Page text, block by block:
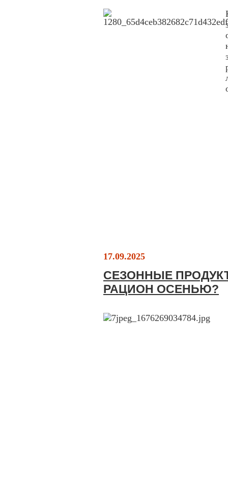
17.09.2025
СЕЗОННЫЕ
РАЦИОН ОСЕНЬЮ?